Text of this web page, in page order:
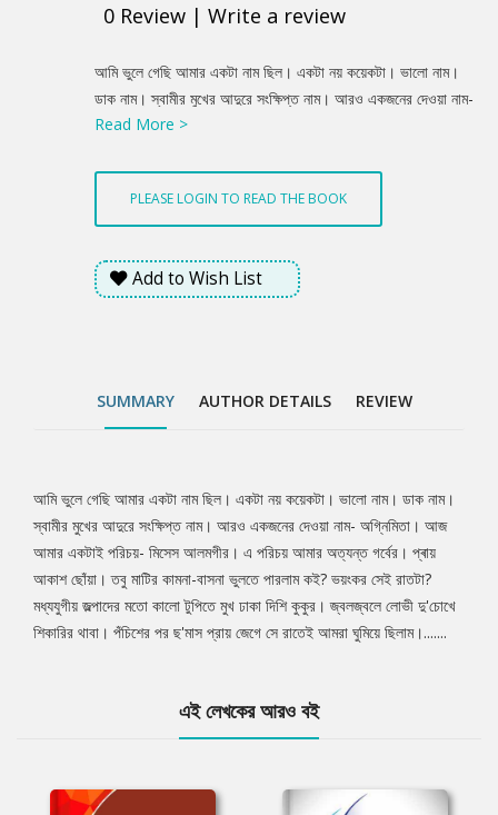
0 Review | Write a review
Product
Summery
আমি ভুলে গেছি আমার একটা নাম ছিল। একটা নয় কয়েকটা। ভালো নাম।
ডাক নাম। স্বামীর মুখের আদুরে সংক্ষিপ্ত নাম। আরও একজনের দেওয়া নাম-
অগ্নিমিতা। আজ আমার একটাই পরিচয়- মিসেস আলমগীর। এ পরিচয় আমার
কই? ভয়ংকর সেই রাতটা? মধ্যযুগীয় জল্পাদের মতো কালো টুপিতে মুখ ঢাকা দিশি
কুকুর। জ্বলজ্বলে লোভী দু'চোখে শিকারির থাবা। পঁচিশের পর ছ'মাস প্রায়
জেগে সে রাতেই আমরা ঘুমিয়ে ছিলাম।.......
Read More >
PLEASE LOGIN TO READ THE BOOK
Add to Wish List
SUMMARY AUTHOR DETAILS REVIEW
Tab
Article
আমি ভুলে গেছি আমার একটা নাম ছিল। একটা নয় কয়েকটা। ভালো নাম। ডাক নাম।
স্বামীর মুখের আদুরে সংক্ষিপ্ত নাম। আরও একজনের দেওয়া নাম- অগ্নিমিতা। আজ
আমার একটাই পরিচয়- মিসেস আলমগীর। এ পরিচয় আমার অত্যন্ত গর্বের। প্ৰায়
আকাশ ছোঁয়া। তবু মাটির কামনা-বাসনা ভুলতে পারলাম কই? ভয়ংকর সেই রাতটা?
মধ্যযুগীয় জল্পাদের মতো কালো টুপিতে মুখ ঢাকা দিশি কুকুর। জ্বলজ্বলে লোভী দু'চোখে
শিকারির থাবা। পঁচিশের পর ছ'মাস প্রায় জেগে সে রাতেই আমরা ঘুমিয়ে ছিলাম।.......
এই লেখকের আরও বই